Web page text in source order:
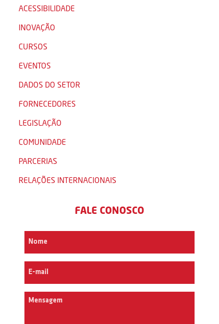
ACESSIBILIDADE
INOVAÇÃO
CURSOS
EVENTOS
DADOS DO SETOR
FORNECEDORES
LEGISLAÇÃO
COMUNIDADE
PARCERIAS
RELAÇÕES INTERNACIONAIS
FALE CONOSCO